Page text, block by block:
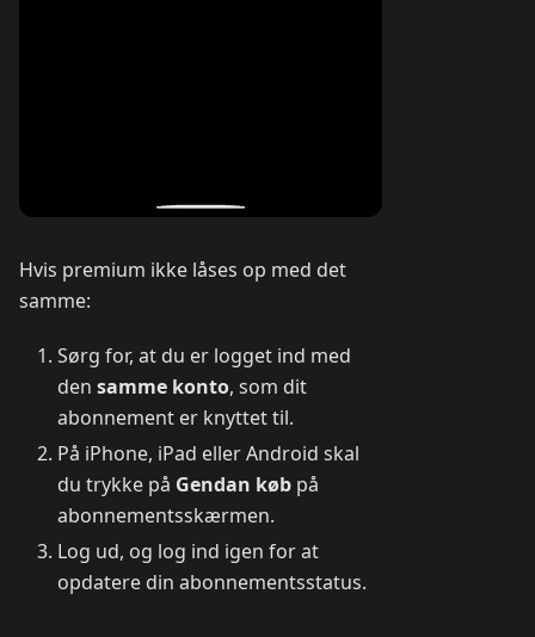
Hvis premium ikke låses op med det
samme:
Sørg for, at du er logget ind med
den samme konto, som dit
abonnement er knyttet til.
På iPhone, iPad eller Android skal
du trykke på Gendan køb på
abonnementsskærmen.
Log ud, og log ind igen for at
opdatere din abonnementsstatus.